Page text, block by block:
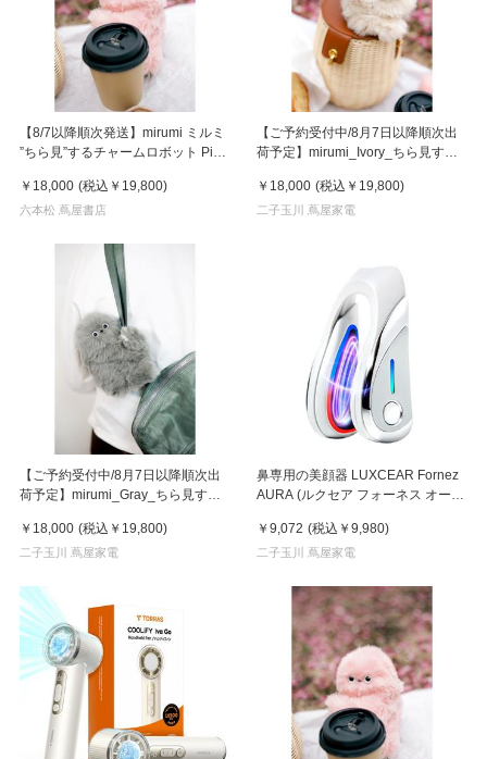
【8/7以降順次発送】mirumi ミルミ
”ちら見”するチャームロボット Pink
￥18,000 (税込 ￥19,800)
六本松 蔦屋書店
【ご予約受付中/8月7日以降順次出
荷予定】mirumi_Ivory_ちら見する
リー
￥18,000 (税込 ￥19,800)
二子玉川 蔦屋家電
【ご予約受付中/8月7日以降順次出
荷予定】mirumi_Gray_ちら見する
￥18,000 (税込 ￥19,800)
二子玉川 蔦屋家電
鼻専用の美顔器 LUXCEAR Fornez
AURA (ルクセア フォーネス オー
￥9,072 (税込 ￥9,980)
二子玉川 蔦屋家電